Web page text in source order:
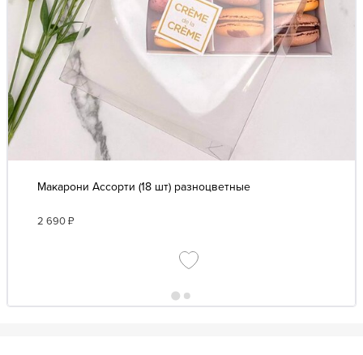
Макарони Ассорти (18 шт) разноцветные
2 690₽